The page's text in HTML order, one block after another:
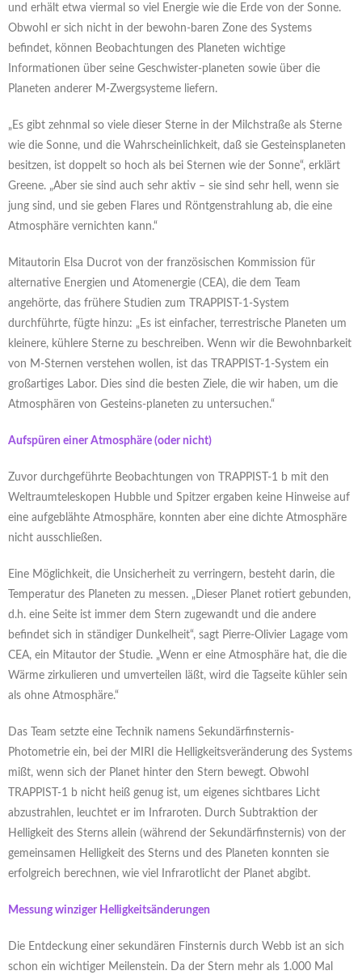
und erhält etwa viermal so viel Energie wie die Erde von der Sonne.
Obwohl er sich nicht in der bewohn-baren Zone des Systems
befindet, können Beobachtungen des Planeten wichtige
Informationen über seine Geschwister-planeten sowie über die
Planeten anderer M-Zwergsysteme liefern.
„Es gibt zehnmal so viele dieser Sterne in der Milchstraße als Sterne
wie die Sonne, und die Wahrscheinlichkeit, daß sie Gesteinsplaneten
besitzen, ist doppelt so hoch als bei Sternen wie der Sonne“, erklärt
Greene. „Aber sie sind auch sehr aktiv – sie sind sehr hell, wenn sie
jung sind, und sie geben Flares und Röntgenstrahlung ab, die eine
Atmosphäre vernichten kann.“
Mitautorin Elsa Ducrot von der französischen Kommission für
alternative Energien und Atomenergie (CEA), die dem Team
angehörte, das frühere Studien zum TRAPPIST-1-System
durchführte, fügte hinzu: „Es ist einfacher, terrestrische Planeten um
kleinere, kühlere Sterne zu beschreiben. Wenn wir die Bewohnbarkeit
von M-Sternen verstehen wollen, ist das TRAPPIST-1-System ein
großartiges Labor. Dies sind die besten Ziele, die wir haben, um die
Atmosphären von Gesteins-planeten zu untersuchen.“
Aufspüren einer Atmosphäre (oder nicht)
Zuvor durchgeführte Beobachtungen von TRAPPIST-1 b mit den
Weltraumteleskopen Hubble und Spitzer ergaben keine Hinweise auf
eine aufgeblähte Atmosphäre, konnten aber eine dichte Atmosphäre
nicht ausschließen.
Eine Möglichkeit, die Unsicherheit zu verringern, besteht darin, die
Temperatur des Planeten zu messen. „Dieser Planet rotiert gebunden,
d.h. eine Seite ist immer dem Stern zugewandt und die andere
befindet sich in ständiger Dunkelheit“, sagt Pierre-Olivier Lagage vom
CEA, ein Mitautor der Studie. „Wenn er eine Atmosphäre hat, die die
Wärme zirkulieren und umverteilen läßt, wird die Tagseite kühler sein
als ohne Atmosphäre.“
Das Team setzte eine Technik namens Sekundärfinsternis-
Photometrie ein, bei der MIRI die Helligkeitsveränderung des Systems
mißt, wenn sich der Planet hinter den Stern bewegt. Obwohl
TRAPPIST-1 b nicht heiß genug ist, um eigenes sichtbares Licht
abzustrahlen, leuchtet er im Infraroten. Durch Subtraktion der
Helligkeit des Sterns allein (während der Sekundärfinsternis) von der
gemeinsamen Helligkeit des Sterns und des Planeten konnten sie
erfolgreich berechnen, wie viel Infrarotlicht der Planet abgibt.
Messung winziger Helligkeitsänderungen
Die Entdeckung einer sekundären Finsternis durch Webb ist an sich
schon ein wichtiger Meilenstein. Da der Stern mehr als 1.000 Mal